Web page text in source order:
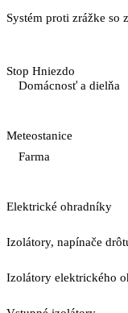
Systém proti zrážke so
Stop Hniezdo
Domácnosť a dielňa
Meteostanice
Farma
Elektrické ohradníky
Izolátory, napínače
Izolátory elektrického